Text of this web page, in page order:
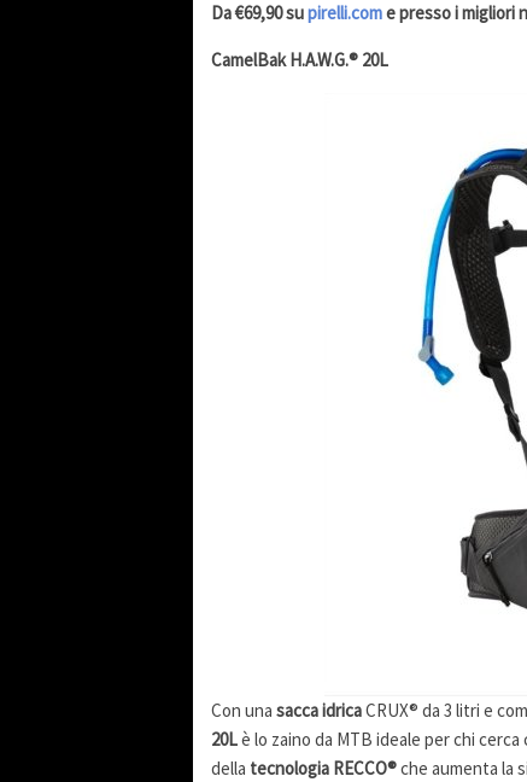
Da €69,90 supirelli.come presso i migliori
CamelBak H.A.W.G.® 20L
Con una sacca idricaCRUX® da 3 litri e
20Lè lo zaino da MTB ideale per chi
della tecnologia RECCO®che aumenta la